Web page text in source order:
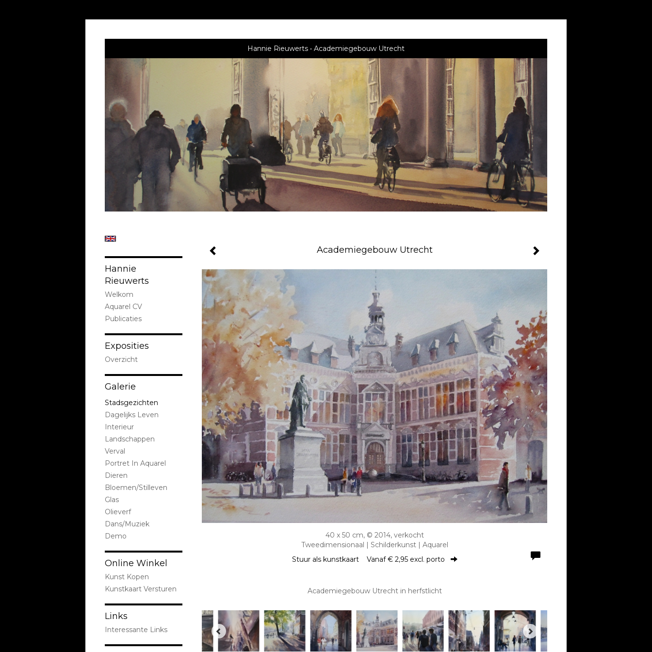
Hannie Rieuwerts Academiegebouw Utrecht
Academiegebouw Utrecht
40 x 50 cm, © 2014, verkocht
Tweedimensionaal | Schilderkunst | Aquarel
Stuur als kunstkaart Vanaf € 2,95 excl. porto
Academiegebouw Utrecht in herfstlicht
Hannie
Rieuwerts
Welkom
Aquarel CV
Publicaties
Exposities
Overzicht
Galerie
Stadsgezichten
Dagelijks Leven
Interieur
Landschappen
Verval
Portret In Aquarel
Dieren
Bloemen/stilleven
Glas
Olieverf
Dans/Muziek
Demo
Online Winkel
Kunst Kopen
Kunstkaart Versturen
Links
Interessante Links